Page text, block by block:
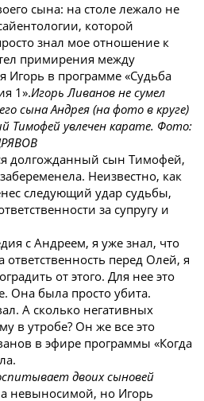
сына: на столе лежало не
которой
знал мое отношение к
примирения между
Игорь в программе «Судьба
1».Игорь Ливанов не сумел
сына Андрея (на фото в круге)
Тимофей увлечен карате. Фото:
долгожданный сын Тимофей,
Неизвестно, как
следующий удар судьбы,
за супругу и
с Андреем, я уже знал, что
перед Олей, я
от этого. Для нее это
Она была просто убита.
А сколько негативных
в утробе? Он же все это
в эфире программы «Когда
двоих сыновей
невыносимой, но Игорь